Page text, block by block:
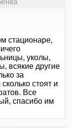
стационаре,
уколы,
всякие другие
за
стоят и
Все
спасибо им